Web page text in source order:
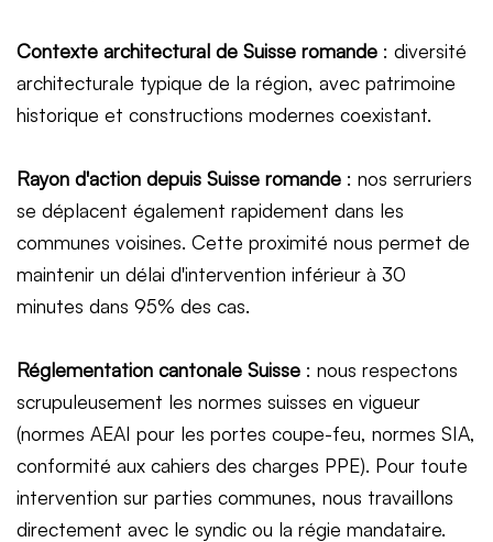
Contexte architectural de Suisse romande : diversité
architecturale typique de la région, avec patrimoine
historique et constructions modernes coexistant.
Rayon d'action depuis Suisse romande : nos serruriers
se déplacent également rapidement dans les
communes voisines. Cette proximité nous permet de
maintenir un délai d'intervention inférieur à 30
minutes dans 95% des cas.
Réglementation cantonale Suisse : nous respectons
scrupuleusement les normes suisses en vigueur
(normes AEAI pour les portes coupe-feu, normes SIA,
conformité aux cahiers des charges PPE). Pour toute
intervention sur parties communes, nous travaillons
directement avec le syndic ou la régie mandataire.